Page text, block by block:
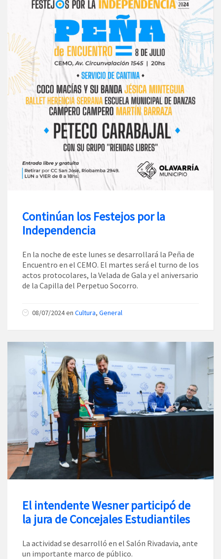
Continúan los Festejos por la
Independencia
En la noche de este lunes se desarrollará la Peña de
Encuentro en el CEMO. El martes será el turno de los
actos protocolares, la Velada de Gala y el aniversario
de la Capilla del Perpetuo Socorro.
08/07/2024en Cultura, General
El intendente Wesner participó de
la jura de Concejales Estudiantiles
La actividad se desarrolló en el Salón Rivadavia, ante
un importante marco de público.